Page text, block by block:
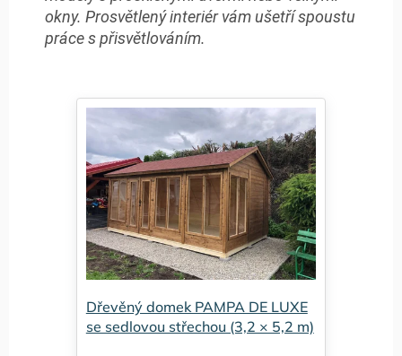
okny. Prosvětlený interiér vám ušetří spoustu
práce s přisvětlováním.
Dřevěný domek PAMPA DE LUXE
se sedlovou střechou (3,2 × 5,2 m)